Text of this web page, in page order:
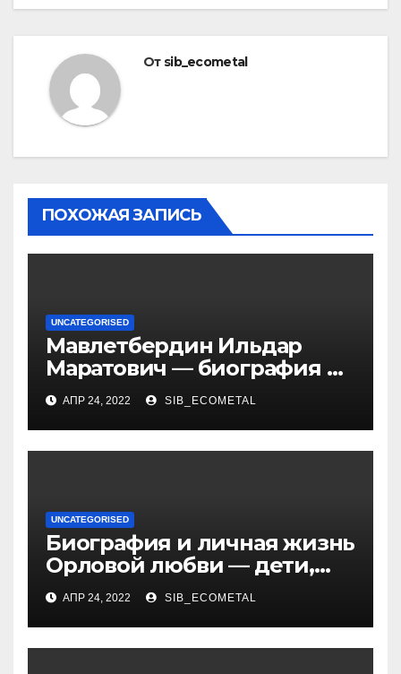
От sib_ecometal
ПОХОЖАЯ ЗАПИСЬ
UNCATEGORISED
Мавлетбердин Ильдар
Маратович — биография и
достижения талантливого
российского политика и
бизнесмена
АПР 24, 2022 SIB_ECOMETAL
UNCATEGORISED
Биография и личная жизнь
Орловой любви — дети,
достижения, семейные
радости
АПР 24, 2022 SIB_ECOMETAL